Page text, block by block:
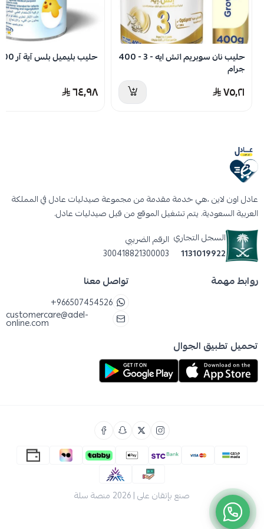
حليب نان سوبريم اتش ايه - 3 - 400
جرام
٧٥٫٢١
حليب بليميل بلس آية آر 400 جم
٦٤٫٩٨
عادل اون لاين ،هي خدمة مقدمة من مجموعة صيدليات عادل في المملكة
العربية السعودية. يتم تشغيل الموقع من قبل صيدليات عادل.
السجل التجاري
1131019922
الرقم الضريبي
300418821300003
روابط مهمة تواصل معنا
+966507454526
customercare@adel-
online.com
تحميل تطبيق الجوال
صنع بإتقان على | 2026 منصة سلة